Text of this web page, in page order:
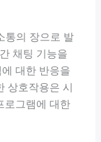
통의 장으로 발
채팅 기능을
대한 반응을
상호작용은 시
로그램에 대한